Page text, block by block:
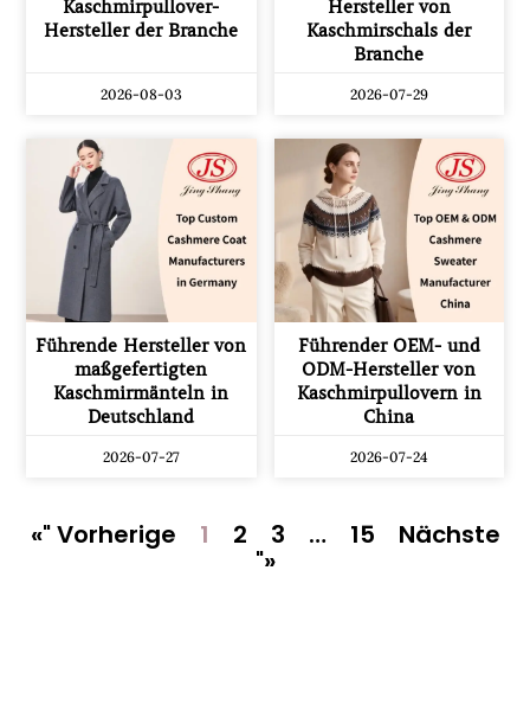
Kaschmirpullover-
Hersteller der Branche
2026-08-03
Hersteller von
Kaschmirschals der
Branche
2026-07-29
Führende Hersteller von
maßgefertigten
Kaschmirmänteln in
Deutschland
2026-07-27
Führender OEM- und
ODM-Hersteller von
Kaschmirpullovern in
China
2026-07-24
«" Vorherige 1 2 3 … 15 Nächste
"»